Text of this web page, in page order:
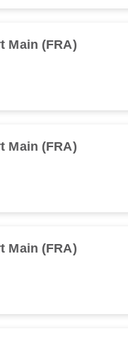
Main (FRA)
Main (FRA)
Main (FRA)